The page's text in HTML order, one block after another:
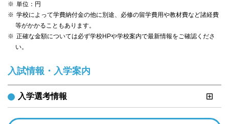
単位：円
学校によって学費納付金の他に別途、必修の留学費用や教材費など諸経費
等がかかることもあります。
正確な金額については必ず学校HPや学校案内で最新情報をご確認くださ
い。
入試情報・入学案内
入学選考情報